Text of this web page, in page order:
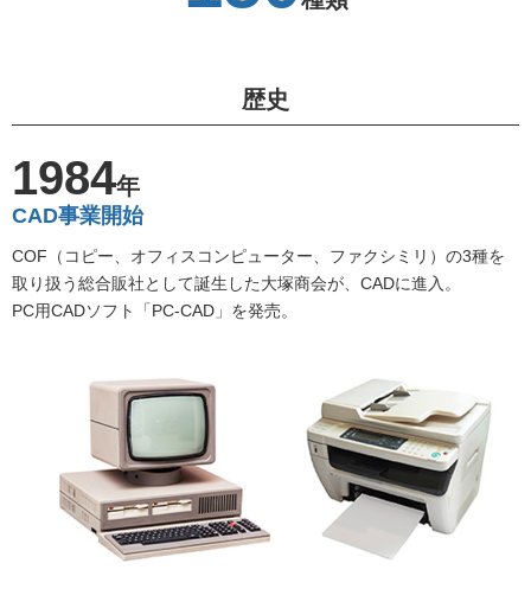
歴史
1984年
CAD事業開始
COF（コピー、オフィスコンピューター、ファクシミリ）の3種を
取り扱う総合販社として誕生した大塚商会が、CADに進入。
PC用CADソフト「PC-CAD」を発売。